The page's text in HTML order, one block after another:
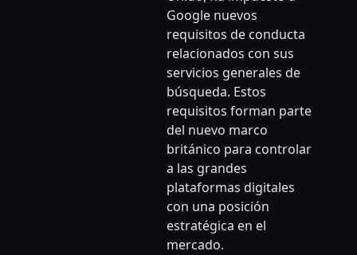
Google nuevos
requisitos de conducta
relacionados con sus
servicios generales de
búsqueda. Estos
requisitos forman parte
del nuevo marco
británico para controlar
a las grandes
plataformas digitales
con una posición
estratégica en el
mercado.